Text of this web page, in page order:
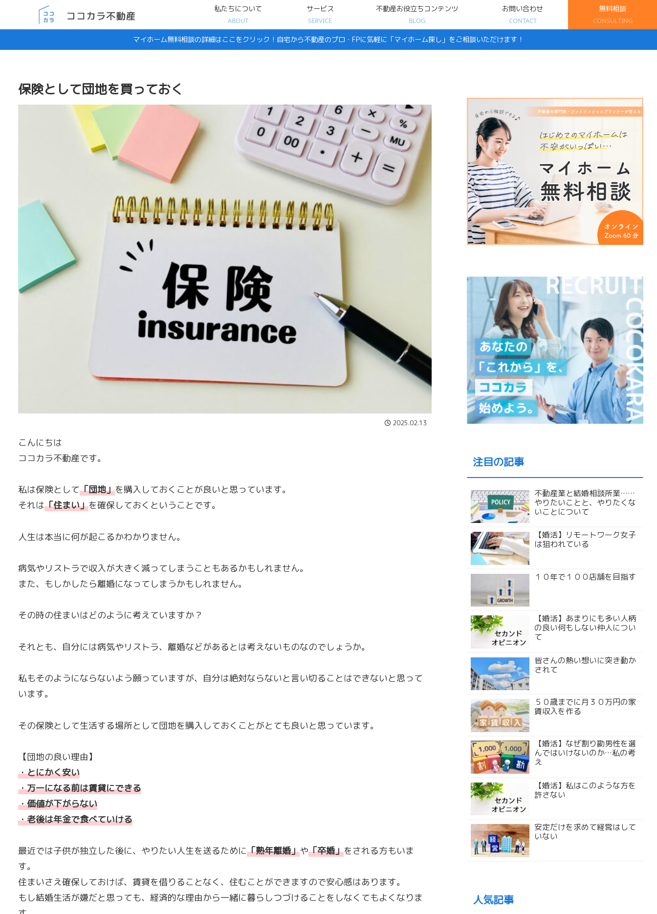
私たちについて
ABOUT
サービス
SERVICE
不動産お役立ちコンテンツ
BLOG
お問い合わせ
CONTACT
無料相談
CONSULTING
マイホーム無料相談の詳細はここをクリック！自宅から不動産のプロ・FPに気軽に「マイホーム探し」をご相談いただけます！
保険として団地を買っておく
2025.02.13
こんにちは
ココカラ不動産です。
私は保険として「団地」を購入しておくことが良いと思っています。
それは「住まい」を確保しておくということです。
人生は本当に何が起こるかわかりません。
病気やリストラで収入が大きく減ってしまうこともあるかもしれません。
また、もしかしたら離婚になってしまうかもしれません。
その時の住まいはどのように考えていますか？
それとも、自分には病気やリストラ、離婚などがあるとは考えないものなのでしょうか。
私もそのようにならないよう願っていますが、自分は絶対ならないと言い切ることはできないと思って
います。
その保険として生活する場所として団地を購入しておくことがとても良いと思っています。
【団地の良い理由】
・とにかく安い
・万一になる前は賃貸にできる
・価値が下がらない
・老後は年金で食べていける
最近では子供が独立した後に、やりたい人生を送るために「熟年離婚」や「卒婚」をされる方もいま
す。
住まいさえ確保しておけば、賃貸を借りることなく、住むことができますので安心感はあります。
もし結婚生活が嫌だと思っても、経済的な理由から一緒に暮らしつづけることをしなくてもよくなりま
注目の記事
不動産業と結婚相談所業……
やりたいことと、やりたくな
いことについて
【婚活】リモートワーク女子
は狙われている
１０年で１００店舗を目指す
【婚活】あまりにも多い人柄
の良い何もしない仲人につい
て
皆さんの熱い想いに突き動か
されて
５０歳までに月３０万円の家
賃収入を作る
【婚活】なぜ割り勘男性を選
んではいけないのか…私の考
え
【婚活】私はこのような方を
許さない
安定だけを求めて経営はして
いない
人気記事